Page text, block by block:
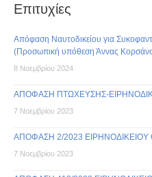
Επιτυχίες
Απόφαση Ναυτοδικείου για
(Προσωπική υπόθεση Άννας
8 Νοεμβρίου 2024
ΑΠΟΦΑΣΗ ΠΤΩΧΕΥΣΗΣ-
7 Νοεμβρίου 2023
ΑΠΟΦΑΣΗ 2/2023
7 Νοεμβρίου 2023